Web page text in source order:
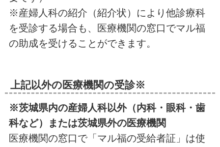
※産婦人科の紹介（紹介状）により他診療科
を受診する場合も、医療機関の窓口でマル福
の助成を受けることができます。
上記以外の医療機関の受診※
※茨城県内の産婦人科以外（内科・眼科・歯
科など）または茨城県外の医療機関
医療機関の窓口で「マル福の受給者証」は使